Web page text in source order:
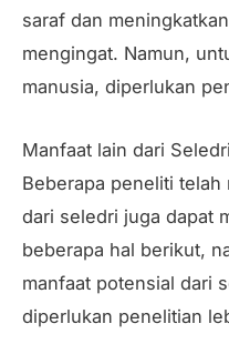
saraf dan
mengingat. Namun,
manusia, diperlukan
Manfaat lain dari Seledri
Beberapa peneliti
dari seledri juga dapat
beberapa hal berikut,
manfaat potensial dari
diperlukan penelitian